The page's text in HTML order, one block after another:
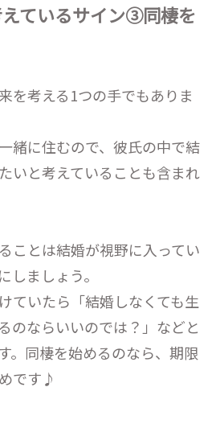
ているサイン③同棲を
を考える1つの手でもありま
緒に住むので、彼氏の中で結
いと考えていることも含まれ
ことは結婚が視野に入ってい
しましょう。
ていたら「結婚しなくても生
のならいいのでは？」などと
。同棲を始めるのなら、期限
です♪